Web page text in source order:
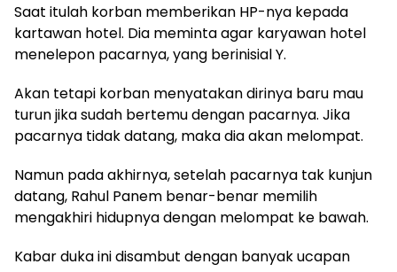
Saat itulah korban memberikan HP-nya kepada
kartawan hotel. Dia meminta agar karyawan hotel
menelepon pacarnya, yang berinisial Y.
Akan tetapi korban menyatakan dirinya baru mau
turun jika sudah bertemu dengan pacarnya. Jika
pacarnya tidak datang, maka dia akan melompat.
Namun pada akhirnya, setelah pacarnya tak kunjun
datang, Rahul Panem benar-benar memilih
mengakhiri hidupnya dengan melompat ke bawah.
Kabar duka ini disambut dengan banyak ucapan